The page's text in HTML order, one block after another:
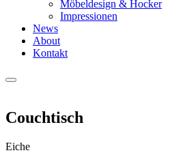
Möbeldesign & Hocker
Impressionen
News
About
Kontakt
Couchtisch
Eiche